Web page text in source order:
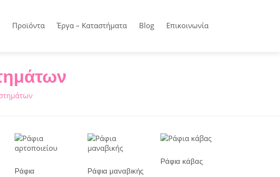
Προϊόντα Έργα – Καταστήματα Blog Επικοινωνία
Ράφια
Ράφια μαναβικής
Ράφια κάβας